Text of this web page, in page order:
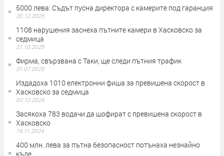
5000 лева: Съдът пусна директора с камерите под гаранция
20.12.2025
1108 нарушения заснеха пътните камери в Хасковско за
седмица
21.10.2025
Фирма, свързвана с Таки, ще следи пътния трафик
31.07.2025
Издадоха 1010 електронни фиша за превишена скорост в
Хасковско за седмица
02.12.2024
Засякоха 783 водачи да шофират с превишена скорост в
Хасковско
19.11.2024
400 млн. лева за пътна безопасност потънаха незнайно
къде